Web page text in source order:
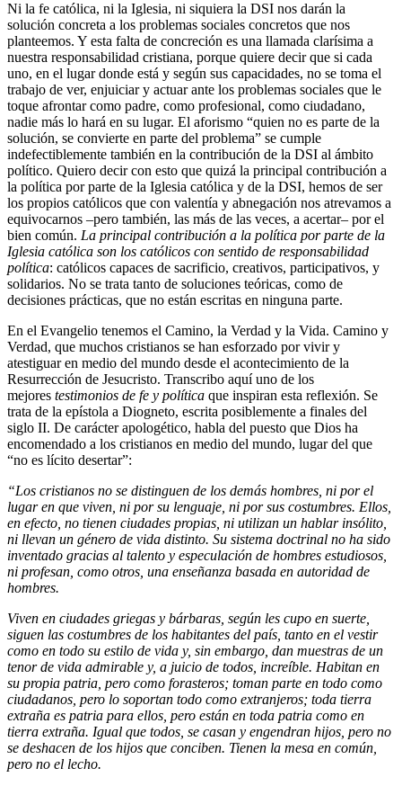
Ni la fe católica, ni la Iglesia, ni siquiera la DSI nos darán la
solución concreta a los problemas sociales concretos que nos
planteemos. Y esta falta de concreción es una llamada clarísima a
nuestra responsabilidad cristiana, porque quiere decir que si cada
uno, en el lugar donde está y según sus capacidades, no se toma el
trabajo de ver, enjuiciar y actuar ante los problemas sociales que le
toque afrontar como padre, como profesional, como ciudadano,
nadie más lo hará en su lugar. El aforismo “quien no es parte de la
solución, se convierte en parte del problema” se cumple
indefectiblemente también en la contribución de la DSI al ámbito
político. Quiero decir con esto que quizá la principal contribución a
la política por parte de la Iglesia católica y de la DSI, hemos de ser
los propios católicos que con valentía y abnegación nos atrevamos a
equivocarnos –pero también, las más de las veces, a acertar– por el
bien común. La principal contribución a la política por parte de la
Iglesia católica son los católicos con sentido de responsabilidad
política: católicos capaces de sacrificio, creativos, participativos, y
solidarios. No se trata tanto de soluciones teóricas, como de
decisiones prácticas, que no están escritas en ninguna parte.
En el Evangelio tenemos el Camino, la Verdad y la Vida. Camino y
Verdad, que muchos cristianos se han esforzado por vivir y
atestiguar en medio del mundo desde el acontecimiento de la
Resurrección de Jesucristo. Transcribo aquí uno de los
mejores testimonios de fe y política que inspiran esta reflexión. Se
trata de la epístola a Diogneto, escrita posiblemente a finales del
siglo II. De carácter apologético, habla del puesto que Dios ha
encomendado a los cristianos en medio del mundo, lugar del que
“no es lícito desertar”:
“Los cristianos no se distinguen de los demás hombres, ni por el
lugar en que viven, ni por su lenguaje, ni por sus costumbres. Ellos,
en efecto, no tienen ciudades propias, ni utilizan un hablar insólito,
ni llevan un género de vida distinto. Su sistema doctrinal no ha sido
inventado gracias al talento y especulación de hombres estudiosos,
ni profesan, como otros, una enseñanza basada en autoridad de
hombres.
Viven en ciudades griegas y bárbaras, según les cupo en suerte,
siguen las costumbres de los habitantes del país, tanto en el vestir
como en todo su estilo de vida y, sin embargo, dan muestras de un
tenor de vida admirable y, a juicio de todos, increíble. Habitan en
su propia patria, pero como forasteros; toman parte en todo como
ciudadanos, pero lo soportan todo como extranjeros; toda tierra
extraña es patria para ellos, pero están en toda patria como en
tierra extraña. Igual que todos, se casan y engendran hijos, pero no
se deshacen de los hijos que conciben. Tienen la mesa en común,
pero no el lecho.